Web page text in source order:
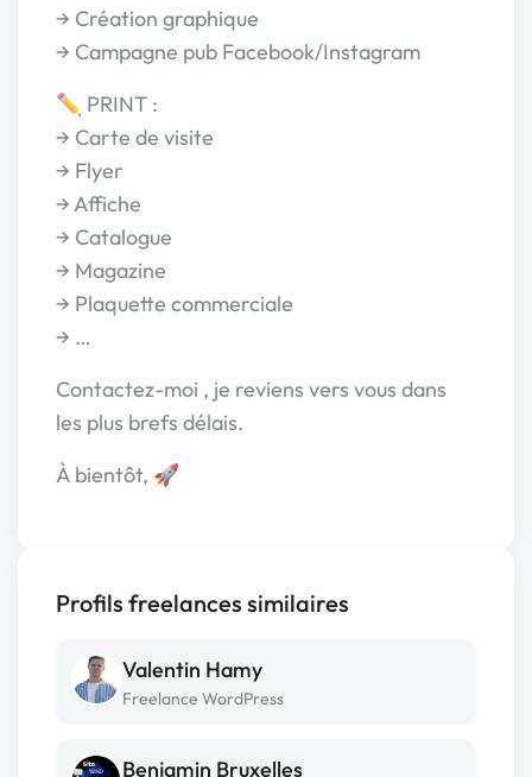
→ Création graphique
→ Campagne pub Facebook/Instagram
✏️ PRINT :
→ Carte de visite
→ Flyer
→ Affiche
→ Catalogue
→ Magazine
→ Plaquette commerciale
→ …
Contactez-moi , je reviens vers vous dans
les plus brefs délais.
À bientôt, 🚀
Profils freelances similaires
Valentin Hamy
Freelance WordPress
Benjamin Bruxelles